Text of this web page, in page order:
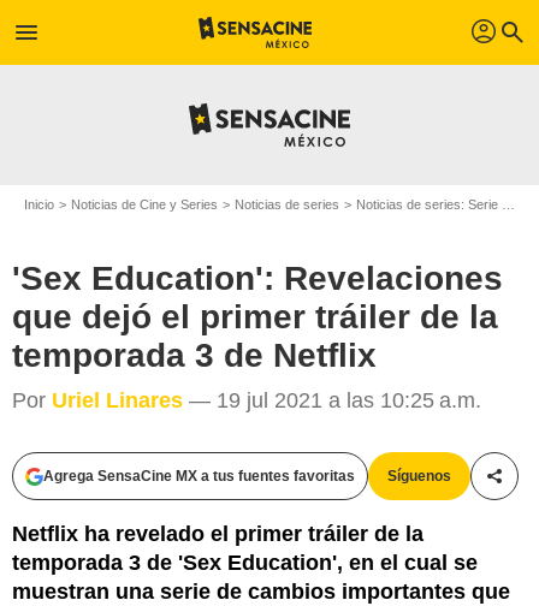
menu profil search
Inicio Noticias de Cine y Series Noticias de series Noticias de series: Serie de televisión
'Sex Education': Revelaciones
que dejó el primer tráiler de la
temporada 3 de Netflix
Por Uriel Linares — 19 jul 2021 a las 10:25 a.m.
Agrega SensaCine MX a tus fuentes favoritas Síguenos
Netflix ha revelado el primer tráiler de la
temporada 3 de 'Sex Education', en el cual se
muestran una serie de cambios importantes que